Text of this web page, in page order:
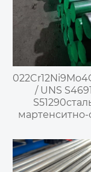
/ UNS